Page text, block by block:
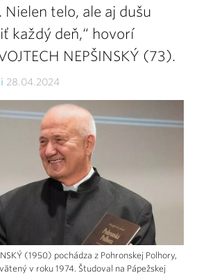
telo, ale aj dušu
každý deň,“ hovorí
NEPŠINSKÝ (73).
28.04.2024
(1950) pochádza z Pohronskej Polhory,
v roku 1974. Študoval na Pápežskej